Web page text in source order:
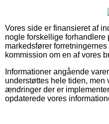
Vores side er finansieret af
nogle forskellige forhandlere
markedsfører
kommission om en af vores
Informationer angående
understøttes hele tiden, men
ændringer der er
opdaterede vores